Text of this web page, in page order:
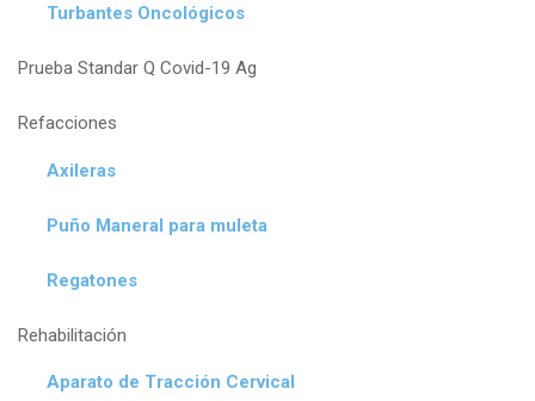
Turbantes Oncológicos
Prueba Standar Q Covid-19 Ag
Refacciones
Axileras
Puño Maneral para muleta
Regatones
Rehabilitación
Aparato de Tracción Cervical